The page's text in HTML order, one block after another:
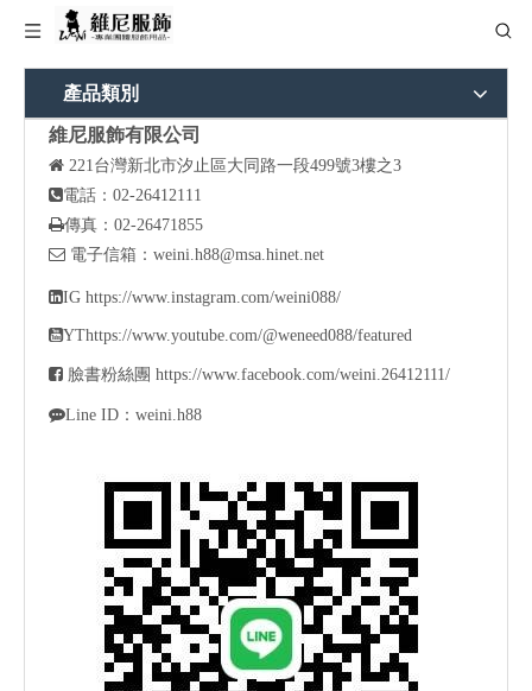
產品類別
維尼服飾有限公司
 221台灣新北市汐止區大同路一段499號3樓之3
電話：02-26412111
傳真：02-26471855
 電子信箱： weini.h88@msa.hinet.net
IG https://www.instagram.com/weini088/
YThttps://www.youtube.com/@weneed088/featured
 臉書粉絲團 https://www.facebook.com/weini.26412111/
Line ID：weini.h88